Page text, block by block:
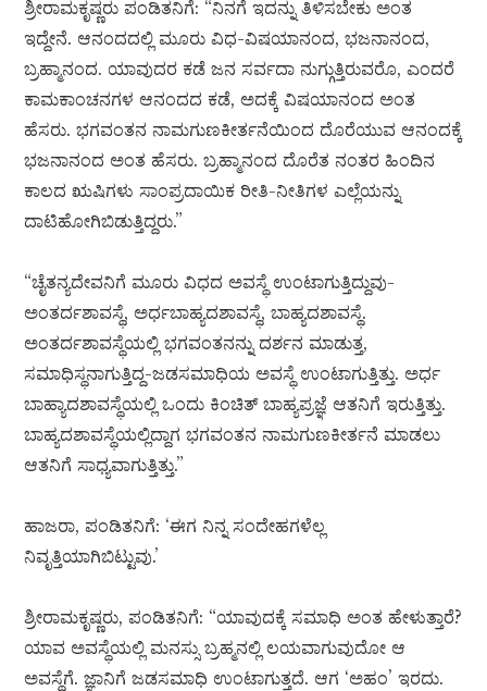
ಶ್ರೀರಾಮಕೃಷ್ಣರು ಪಂಡಿತನಿಗೆ: “ನಿನಗೆ ಇದನ್ನು ತಿಳಿಸಬೇಕು ಅಂತ
ಇದ್ದೇನೆ. ಆನಂದದಲ್ಲಿ ಮೂರು ವಿಧ-ವಿಷಯಾನಂದ, ಭಜನಾನಂದ,
ಬ್ರಹ್ಮಾನಂದ. ಯಾವುದರ ಕಡೆ ಜನ ಸರ್ವದಾ ನುಗ್ಗುತ್ತಿರುವರೊ, ಎಂದರೆ
ಕಾಮಕಾಂಚನಗಳ ಆನಂದದ ಕಡೆ, ಅದಕ್ಕೆ ವಿಷಯಾನಂದ ಅಂತ
ಹೆಸರು. ಭಗವಂತನ ನಾಮಗುಣಕೀರ್ತನೆಯಿಂದ ದೊರೆಯುವ ಆನಂದಕ್ಕೆ
ಭಜನಾನಂದ ಅಂತ ಹೆಸರು. ಬ್ರಹ್ಮಾನಂದ ದೊರೆತ ನಂತರ ಹಿಂದಿನ
ಕಾಲದ ಋಷಿಗಳು ಸಾಂಪ್ರದಾಯಿಕ ರೀತಿ-ನೀತಿಗಳ ಎಲ್ಲೆಯನ್ನು
ದಾಟಿಹೋಗಿಬಿಡುತ್ತಿದ್ದರು.”
“ಚೈತನ್ಯದೇವನಿಗೆ ಮೂರು ವಿಧದ ಅವಸ್ಥೆ ಉಂಟಾಗುತ್ತಿದ್ದುವು-
ಅಂತರ್ದಶಾವಸ್ಥೆ, ಅರ್ಧಬಾಹ್ಯದಶಾವಸ್ಥೆ, ಬಾಹ್ಯದಶಾವಸ್ಥೆ.
ಅಂತರ್ದಶಾವಸ್ಥೆಯಲ್ಲಿ ಭಗವಂತನನ್ನು ದರ್ಶನ ಮಾಡುತ್ತ,
ಸಮಾಧಿಸ್ಥನಾಗುತ್ತಿದ್ದ-ಜಡಸಮಾಧಿಯ ಅವಸ್ಥೆ ಉಂಟಾಗುತ್ತಿತ್ತು. ಅರ್ಧ
ಬಾಹ್ಯಾದಶಾವಸ್ಥೆಯಲ್ಲಿ ಒಂದು ಕಿಂಚಿತ್ ಬಾಹ್ಯಪ್ರಜ್ಞೆ ಆತನಿಗೆ ಇರುತ್ತಿತ್ತು.
ಬಾಹ್ಯದಶಾವಸ್ಥೆಯಲ್ಲಿದ್ದಾಗ ಭಗವಂತನ ನಾಮಗುಣಕೀರ್ತನೆ ಮಾಡಲು
ಆತನಿಗೆ ಸಾಧ್ಯವಾಗುತ್ತಿತ್ತು.”
ಹಾಜರಾ, ಪಂಡಿತನಿಗೆ: ‘ಈಗ ನಿನ್ನ ಸಂದೇಹಗಳೆಲ್ಲ
ನಿವೃತ್ತಿಯಾಗಿಬಿಟ್ಟುವು.’
ಶ್ರೀರಾಮಕೃಷ್ಣರು, ಪಂಡಿತನಿಗೆ: “ಯಾವುದಕ್ಕೆ ಸಮಾಧಿ ಅಂತ ಹೇಳುತ್ತಾರೆ?
ಯಾವ ಅವಸ್ಥೆಯಲ್ಲಿ ಮನಸ್ಸು ಬ್ರಹ್ಮನಲ್ಲಿ ಲಯವಾಗುವುದೋ ಆ
ಅವಸ್ಥೆಗೆ. ಜ್ಞಾನಿಗೆ ಜಡಸಮಾಧಿ ಉಂಟಾಗುತ್ತದೆ. ಆಗ ‘ಅಹಂ’ ಇರದು.